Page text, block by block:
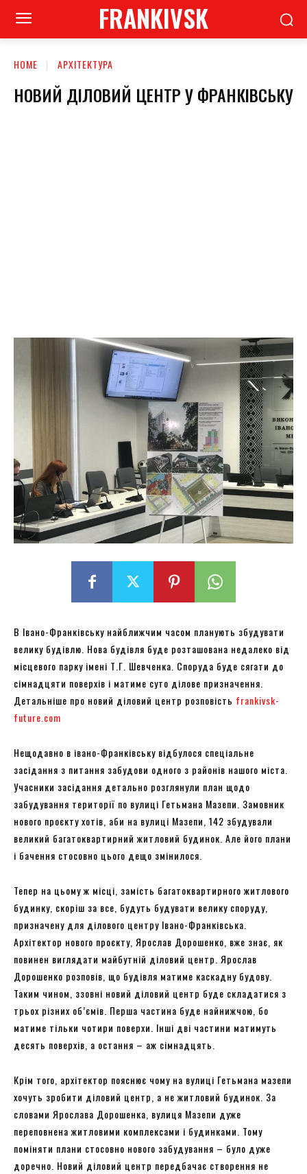
FRANKIVSK
HOME АРХІТЕКТУРА
НОВИЙ ДІЛОВИЙ ЦЕНТР У ФРАНКІВСЬКУ
В Івано-Франківську найближчим часом планують збудувати
велику будівлю. Нова будівля буде розташована недалеко від
місцевого парку імені Т.Г. Шевченка. Споруда буде сягати до
сімнадцяти поверхів і матиме суто ділове призначення.
Детальніше про новий діловий центр розповість frankivsk-
future.com
Нещодавно в івано-Франківську відбулося спеціальне
засідання з питання забудови одного з районів нашого міста.
Учасники засідання детально розглянули план щодо
забудування території по вулиці Гетьмана Мазепи. Замовник
нового проєкту хотів, аби на вулиці Мазепи, 142 збудували
великий багатоквартирний житловий будинок. Але його плани
і бачення стосовно цього дещо змінилося.
Тепер на цьому ж місці, замість багатоквартирного житлового
будинку, скоріш за все, будуть будувати велику споруду,
призначену для ділового центру Івано-Франківська.
Архітектор нового проєкту, Ярослав Дорошенко, вже знає, як
повинен виглядати майбутній діловий центр. Ярослав
Дорошенко розповів, що будівля матиме каскадну будову.
Таким чином, ззовні новий діловий центр буде складатися з
трьох різних об’ємів. Перша частина буде найнижчою, бо
матиме тільки чотири поверхи. Інші дві частини матимуть
десять поверхів, а остання – аж сімнадцять.
Крім того, архітектор пояснює чому на вулиці Гетьмана мазепи
хочуть зробити діловий центр, а не житловий будинок. За
словами Ярослава Дорошенка, вулиця Мазепи дуже
переповнена житловими комплексами і будинками. Тому
поміняти плани стосовно нового забудування – було дуже
доречно. Новий діловий центр передбачає створення не